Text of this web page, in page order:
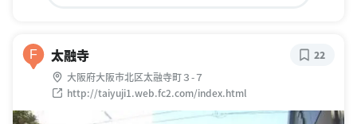
F 太融寺
大阪府大阪市北区太融寺町３-７
http://taiyuji1.web.fc2.com/index.html
22